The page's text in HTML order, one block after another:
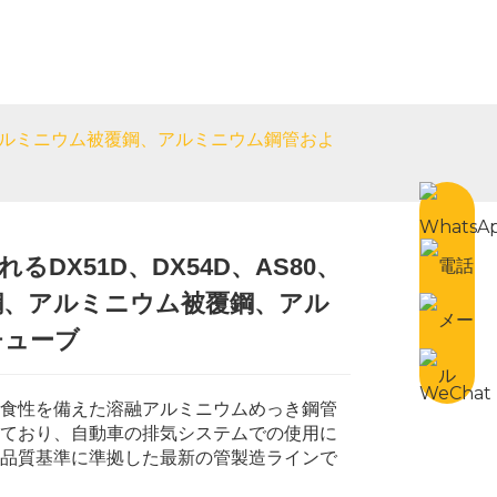
ニウム被覆鋼、アルミニウム鋼管およ
るDX51D、DX54D、AS80、
アルミニウム被覆鋼、アル
ーブ
性を備えた溶融アルミニウムめっき鋼管
おり、自動車の排気システムでの使用に
質基準に準拠した最新の管製造ラインで